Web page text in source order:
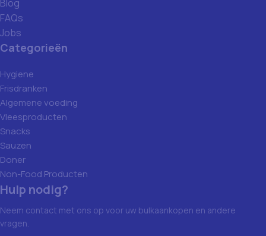
Blog
FAQs
Jobs
Categorieën
Hygiene
Frisdranken
Algemene voeding
Vleesproducten
Snacks
Sauzen
Doner
Non-Food Producten
Hulp nodig?
Neem contact met ons op voor uw bulkaankopen en andere
vragen.